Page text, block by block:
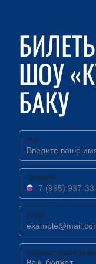
ШОУ
БАКУ
Имя
Телефон
Email
Комментарий к